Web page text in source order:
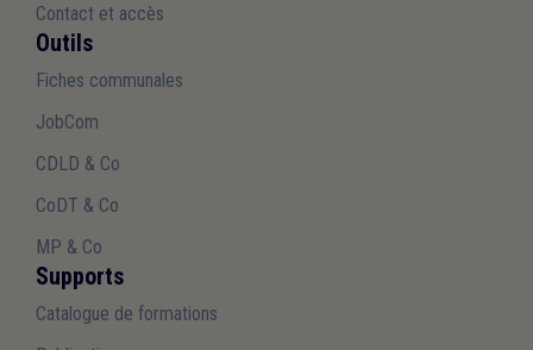
Contact et accès
Outils
Fiches communales
JobCom
CDLD & Co
CoDT & Co
MP & Co
Supports
Catalogue de formations